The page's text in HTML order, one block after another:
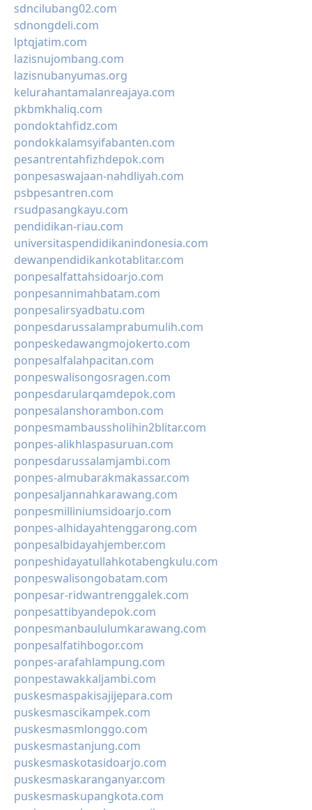
sdncilubang02.com
sdnongdeli.com
lptqjatim.com
lazisnujombang.com
lazisnubanyumas.org
kelurahantamalanreajaya.com
pkbmkhaliq.com
pondoktahfidz.com
pondokkalamsyifabanten.com
pesantrentahfizhdepok.com
ponpesaswajaan-nahdliyah.com
psbpesantren.com
rsudpasangkayu.com
pendidikan-riau.com
universitaspendidikanindonesia.com
dewanpendidikankotablitar.com
ponpesalfattahsidoarjo.com
ponpesannimahbatam.com
ponpesalirsyadbatu.com
ponpesdarussalamprabumulih.com
ponpeskedawangmojokerto.com
ponpesalfalahpacitan.com
ponpeswalisongosragen.com
ponpesdarularqamdepok.com
ponpesalanshorambon.com
ponpesmambaussholihin2blitar.com
ponpes-alikhlaspasuruan.com
ponpesdarussalamjambi.com
ponpes-almubarakmakassar.com
ponpesaljannahkarawang.com
ponpesmilliniumsidoarjo.com
ponpes-alhidayahtenggarong.com
ponpesalbidayahjember.com
ponpeshidayatullahkotabengkulu.com
ponpeswalisongobatam.com
ponpesar-ridwantrenggalek.com
ponpesattibyandepok.com
ponpesmanbaululumkarawang.com
ponpesalfatihbogor.com
ponpes-arafahlampung.com
ponpestawakkaljambi.com
puskesmaspakisajijepara.com
puskesmascikampek.com
puskesmasmlonggo.com
puskesmastanjung.com
puskesmaskotasidoarjo.com
puskesmaskaranganyar.com
puskesmaskupangkota.com